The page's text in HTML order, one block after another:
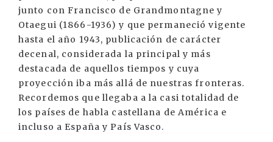
junto con Francisco de Grandmontagne y
Otaegui (1866-1936) y que permaneció vigente
hasta el año 1943, publicación de carácter
decenal, considerada la principal y más
destacada de aquellos tiempos y cuya
proyección iba más allá de nuestras fronteras.
Recordemos que llegaba a la casi totalidad de
los países de habla castellana de América e
incluso a España y País Vasco.